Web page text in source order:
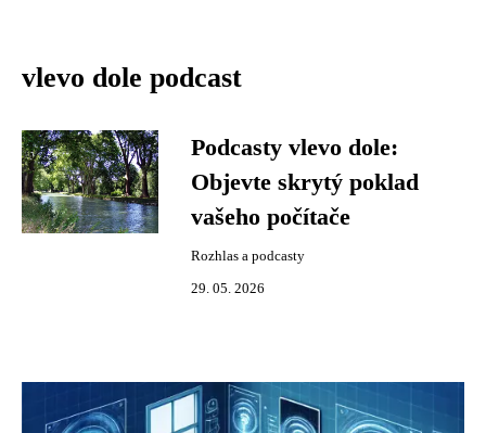
vlevo dole podcast
Podcasty vlevo dole:
Objevte skrytý poklad
vašeho počítače
Rozhlas a podcasty
29. 05. 2026